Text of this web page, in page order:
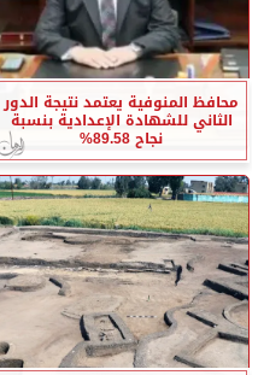
محافظ المنوفية يعتمد نتيجة الدور
الثاني للشهادة الإعدادية بنسبة
نجاح 89.58%